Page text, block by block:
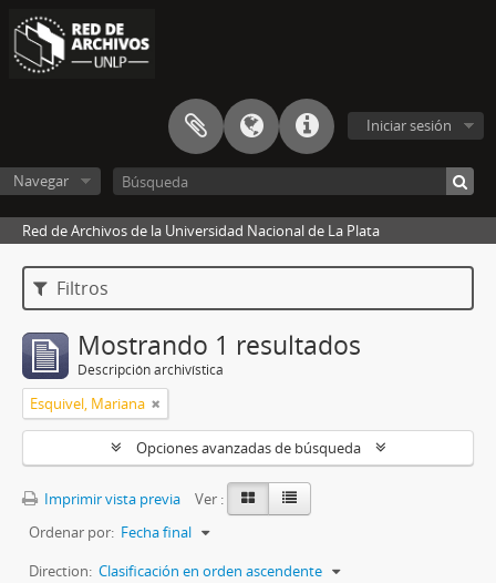
Iniciar sesión
Navegar
Red de Archivos de la Universidad Nacional de La Plata
Filtros
Mostrando 1 resultados
Descripción archivística
Esquivel, Mariana
Opciones avanzadas de búsqueda
Imprimir vista previa
Ver :
Ordenar por: Fecha final
Direction: Clasificación en orden ascendente